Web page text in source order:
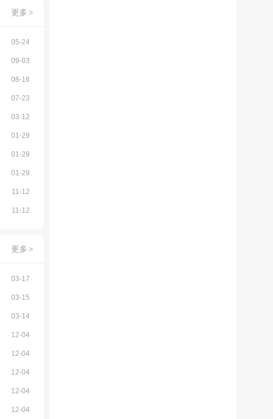
更多 >
05-24
09-03
08-16
07-23
03-12
01-29
01-29
01-29
11-12
11-12
更多 >
03-17
03-15
03-14
12-04
12-04
12-04
12-04
12-04